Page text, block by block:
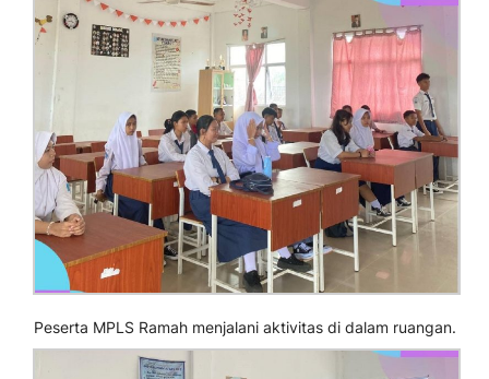
Peserta MPLS Ramah menjalani aktivitas di dalam ruangan.